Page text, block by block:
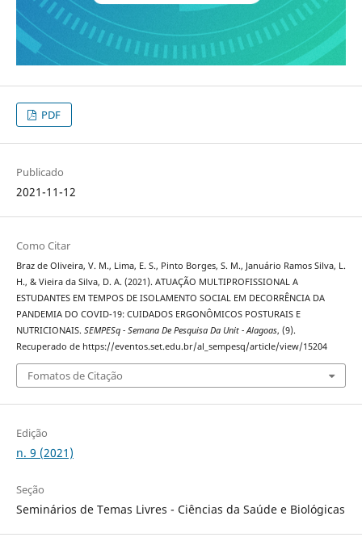
PDF
Publicado
2021-11-12
Como Citar
Braz de Oliveira, V. M., Lima, E. S., Pinto Borges, S. M., Januário Ramos Silva, L.
H., & Vieira da Silva, D. A. (2021). ATUAÇÃO MULTIPROFISSIONAL A
ESTUDANTES EM TEMPOS DE ISOLAMENTO SOCIAL EM DECORRÊNCIA DA
PANDEMIA DO COVID-19: CUIDADOS ERGONÔMICOS POSTURAIS E
NUTRICIONAIS. SEMPESq - Semana De Pesquisa Da Unit - Alagoas, (9).
Recuperado de https://eventos.set.edu.br/al_sempesq/article/view/15204
Fomatos de Citação
Edição
n. 9 (2021)
Seção
Seminários de Temas Livres - Ciências da Saúde e Biológicas